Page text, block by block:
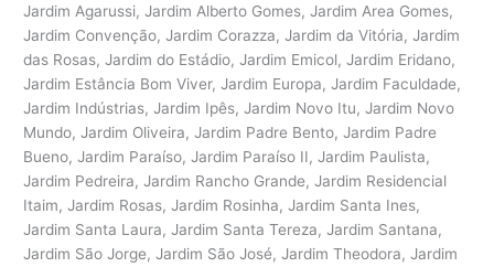
Jardim Agarussi, Jardim Alberto Gomes, Jardim Area Gomes,
Jardim Convenção, Jardim Corazza, Jardim da Vitória, Jardim
das Rosas, Jardim do Estádio, Jardim Emicol, Jardim Eridano,
Jardim Estância Bom Viver, Jardim Europa, Jardim Faculdade,
Jardim Indústrias, Jardim Ipês, Jardim Novo Itu, Jardim Novo
Mundo, Jardim Oliveira, Jardim Padre Bento, Jardim Padre
Bueno, Jardim Paraíso, Jardim Paraíso II, Jardim Paulista,
Jardim Pedreira, Jardim Rancho Grande, Jardim Residencial
Itaim, Jardim Rosas, Jardim Rosinha, Jardim Santa Ines,
Jardim Santa Laura, Jardim Santa Tereza, Jardim Santana,
Jardim São Jorge, Jardim São José, Jardim Theodora, Jardim